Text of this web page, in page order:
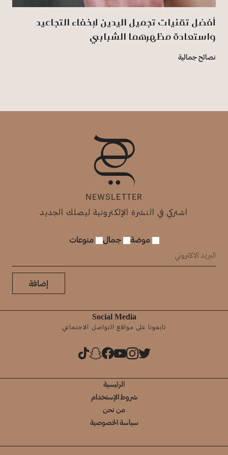
أفضل تقنيات تجميل اليدين لإخفاء التجاعيد
واستعادة مظهرهما الشبابي
نصائح جمالية
NEWSLETTER
اشتركي في النشرة الإلكترونية ليصلك الجديد
موضة جمال منوعات
إضافة
Social Media
تابعونا على مواقع التواصل الاجتماعي
الرئيسية
شروط الإستخدام
من نحن
سياسة الخصوصية